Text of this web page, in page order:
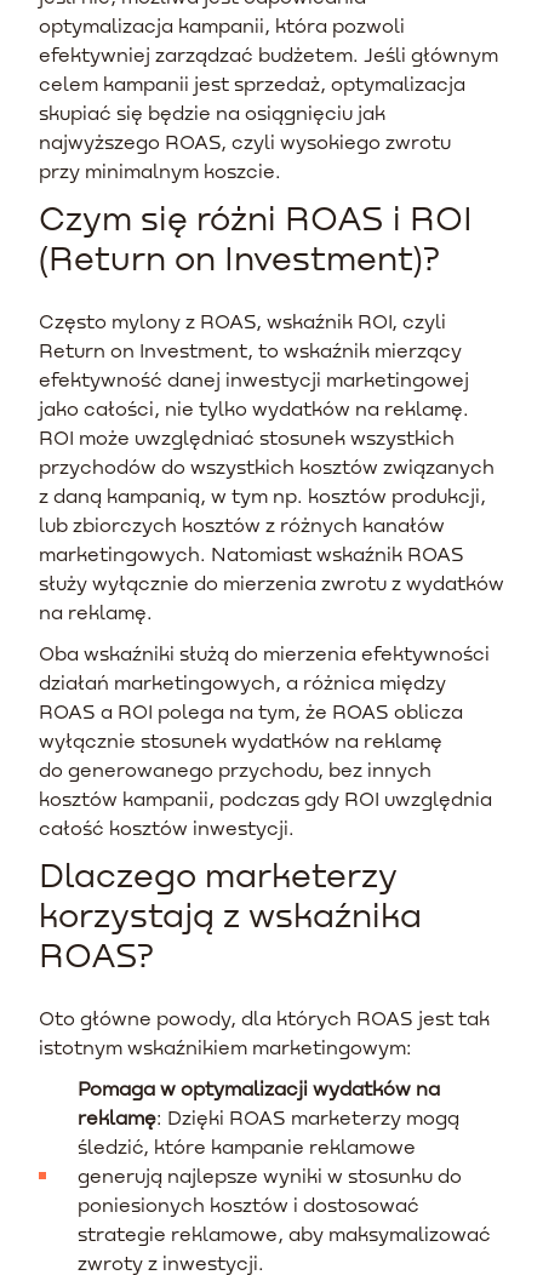
optymalizacja kampanii, która pozwoli
efektywniej zarządzać budżetem. Jeśli głównym
celem kampanii jest sprzedaż, optymalizacja
skupiać się będzie na osiągnięciu jak
najwyższego ROAS, czyli wysokiego zwrotu
przy minimalnym koszcie.
Czym się różni ROAS i ROI
(Return on Investment)?
Często mylony z ROAS, wskaźnik ROI, czyli
Return on Investment, to wskaźnik mierzący
efektywność danej inwestycji marketingowej
jako całości, nie tylko wydatków na reklamę.
ROI może uwzględniać stosunek wszystkich
przychodów do wszystkich kosztów związanych
z daną kampanią, w tym np. kosztów produkcji,
lub zbiorczych kosztów z różnych kanałów
marketingowych. Natomiast wskaźnik ROAS
służy wyłącznie do mierzenia zwrotu z wydatków
na reklamę.
Oba wskaźniki służą do mierzenia efektywności
działań marketingowych, a różnica między
ROAS a ROI polega na tym, że ROAS oblicza
wyłącznie stosunek wydatków na reklamę
do generowanego przychodu, bez innych
kosztów kampanii, podczas gdy ROI uwzględnia
całość kosztów inwestycji.
Dlaczego marketerzy
korzystają z wskaźnika
ROAS?
Oto główne powody, dla których ROAS jest tak
istotnym wskaźnikiem marketingowym:
Pomaga w optymalizacji wydatków na
reklamę: Dzięki ROAS marketerzy mogą
śledzić, które kampanie reklamowe
generują najlepsze wyniki w stosunku do
poniesionych kosztów i dostosować
strategie reklamowe, aby maksymalizować
zwroty z inwestycji.